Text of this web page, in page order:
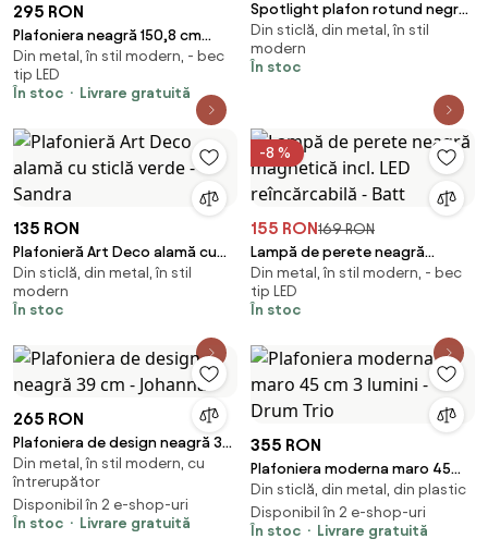
295 RON
Plafoniera neagră 150,8 cm
inclusiv LED reglabilă cu 3
trepte de luminozitate -
Annuschka
Din metal, în stil modern, - bec
tip LED
În stoc
Livrare gratuită
Spotlight plafon rotund negru
cu sticlă fumuriu 3 lumini -
Teddy
Din sticlă, din metal, în stil
modern
În stoc
135 RON
Plafonieră Art Deco alamă cu
sticlă verde - Sandra
Din sticlă, din metal, în stil
modern
În stoc
-8 %
155 RON169 RON
Lampă de perete neagră
magnetică incl. LED
reîncărcabilă - Batt
Din metal, în stil modern, - bec
tip LED
În stoc
265 RON
Plafoniera de design neagră 39
cm - Johanna
Din metal, în stil modern, cu
întrerupător
Disponibil în 2 e-shop-uri
În stoc
Livrare gratuită
355 RON
Plafoniera moderna maro 45
cm 3 lumini - Drum Trio
Din sticlă, din metal, din plastic
Disponibil în 2 e-shop-uri
În stoc
Livrare gratuită